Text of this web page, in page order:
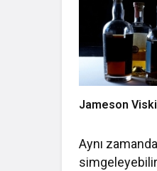
Jameson
Aynı